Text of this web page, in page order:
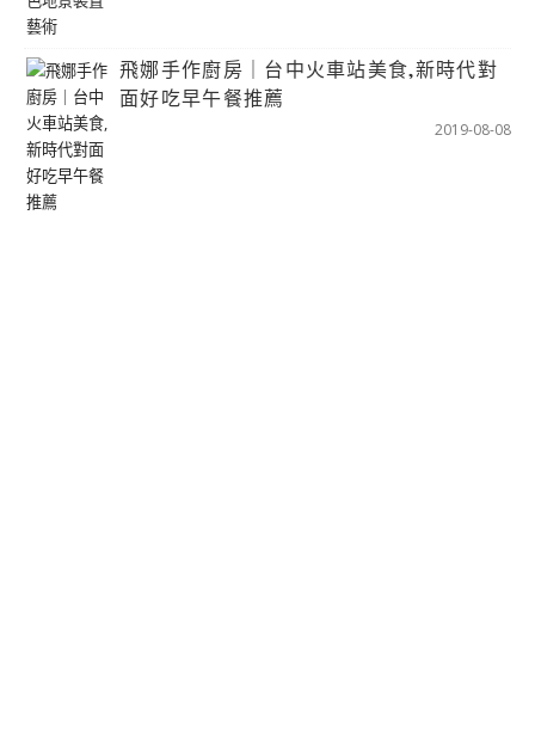
飛娜手作廚房｜台中火車站美食,新時代對
面好吃早午餐推薦
2019-08-08